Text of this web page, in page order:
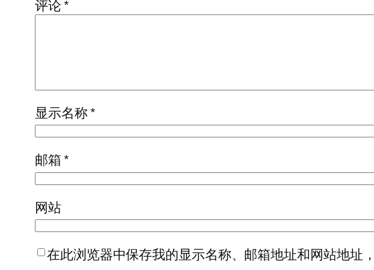
评论*
显示名称*
邮箱*
网站
在此浏览器中保存我的显示名称、邮箱地址和网站地址